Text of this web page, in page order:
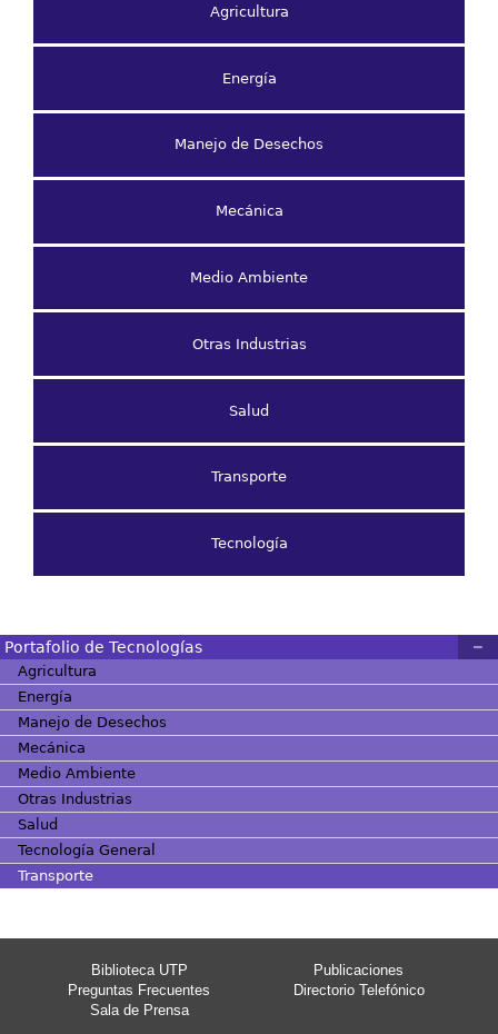
Agricultura
Energía
Manejo de Desechos
Mecánica
Medio Ambiente
Otras Industrias
Salud
Transporte
Tecnología
Portafolio de Tecnologías
Agricultura
Energía
Manejo de Desechos
Mecánica
Medio Ambiente
Otras Industrias
Salud
Tecnología General
Transporte
Biblioteca UTP
Publicaciones
Preguntas Frecuentes
Directorio Telefónico
Sala de Prensa